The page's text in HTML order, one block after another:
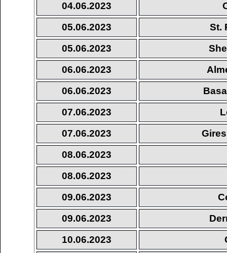
04.06.2023
05.06.2023
St.
05.06.2023
06.06.2023
06.06.2023
07.06.2023
07.06.2023
08.06.2023
08.06.2023
09.06.2023
09.06.2023
10.06.2023